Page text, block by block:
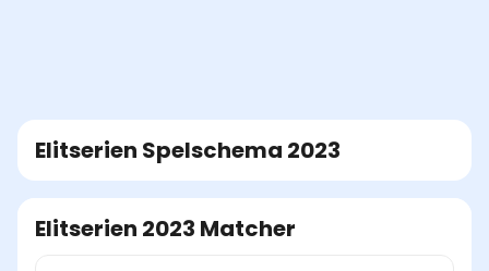
Elitserien Spelschema 2023
Elitserien 2023 Matcher